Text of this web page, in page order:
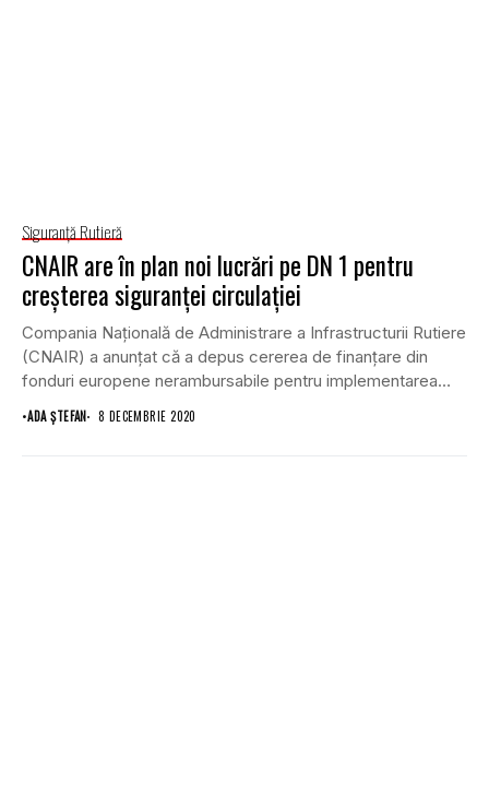
Siguranţă Rutieră
CNAIR are în plan noi lucrări pe DN 1 pentru
creșterea siguranței circulației
Compania Națională de Administrare a Infrastructurii Rutiere
(CNAIR) a anunțat că a depus cererea de finanțare din
fonduri europene nerambursabile pentru implementarea
unor...
•ADA ȘTEFAN 8 DECEMBRIE 2020